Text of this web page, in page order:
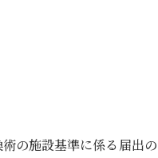
の施設基準に係る届出の